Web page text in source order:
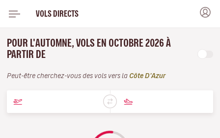
VOLS DIRECTS
POUR L'AUTOMNE, VOLS EN OCTOBRE 2026 À
PARTIR DE
Peut-être cherchez-vous des vols vers la Côte D'Azur